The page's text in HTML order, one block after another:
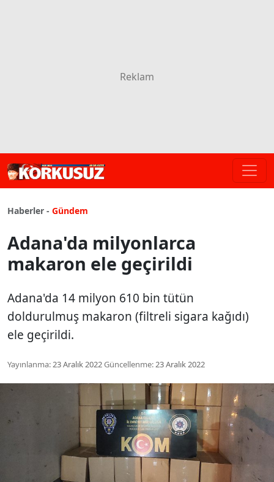
Haberler - Gündem
Adana'da milyonlarca
makaron ele geçirildi
Adana'da 14 milyon 610 bin tütün
doldurulmuş makaron (filtreli sigara kağıdı)
ele geçirildi.
Yayınlanma:23 Aralık 2022Güncellenme:23 Aralık 2022